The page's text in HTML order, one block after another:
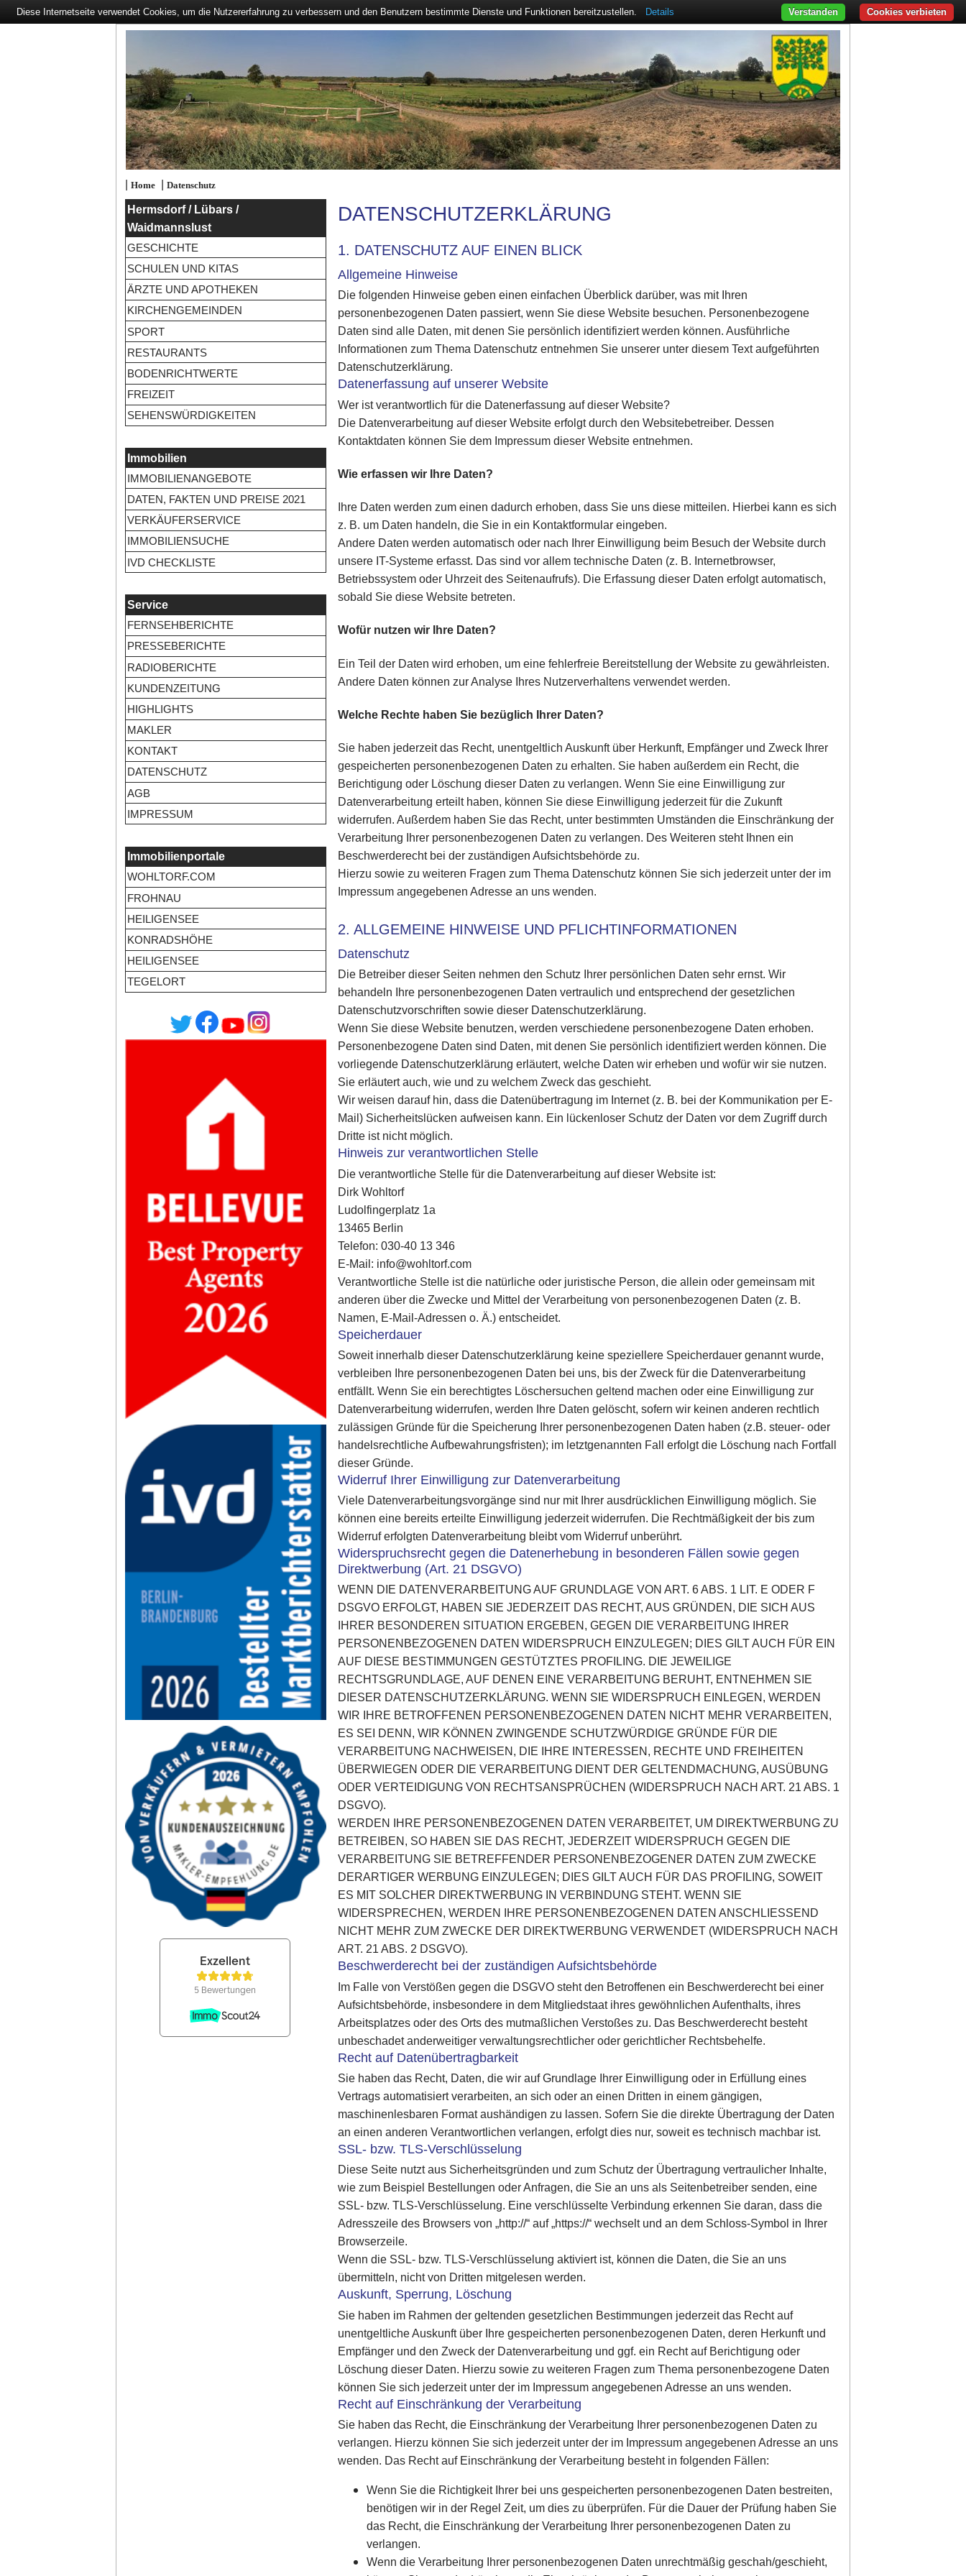
| Home| Datenschutz
Hermsdorf / Lübars /
Waidmannslust
GESCHICHTE
SCHULEN UND KITAS
ÄRZTE UND APOTHEKEN
KIRCHENGEMEINDEN
SPORT
RESTAURANTS
BODENRICHTWERTE
FREIZEIT
SEHENSWÜRDIGKEITEN
Immobilien
IMMOBILIENANGEBOTE
DATEN, FAKTEN UND PREISE 2021
VERKÄUFERSERVICE
IMMOBILIENSUCHE
IVD CHECKLISTE
Service
FERNSEHBERICHTE
PRESSEBERICHTE
RADIOBERICHTE
KUNDENZEITUNG
HIGHLIGHTS
MAKLER
KONTAKT
DATENSCHUTZ
AGB
IMPRESSUM
Immobilienportale
WOHLTORF.COM
FROHNAU
HEILIGENSEE
KONRADSHÖHE
HEILIGENSEE
TEGELORT
DATENSCHUTZERKLÄRUNG
1. DATENSCHUTZ AUF EINEN BLICK
Allgemeine Hinweise
Die folgenden Hinweise geben einen einfachen Überblick darüber, was mit Ihren
personenbezogenen Daten passiert, wenn Sie diese Website besuchen. Personenbezogene
Daten sind alle Daten, mit denen Sie persönlich identifiziert werden können. Ausführliche
Informationen zum Thema Datenschutz entnehmen Sie unserer unter diesem Text aufgeführten
Datenschutzerklärung.
Datenerfassung auf unserer Website
Wer ist verantwortlich für die Datenerfassung auf dieser Website?
Die Datenverarbeitung auf dieser Website erfolgt durch den Websitebetreiber. Dessen
Kontaktdaten können Sie dem Impressum dieser Website entnehmen.
Wie erfassen wir Ihre Daten?
Ihre Daten werden zum einen dadurch erhoben, dass Sie uns diese mitteilen. Hierbei kann es sich
z. B. um Daten handeln, die Sie in ein Kontaktformular eingeben.
Andere Daten werden automatisch oder nach Ihrer Einwilligung beim Besuch der Website durch
unsere IT-Systeme erfasst. Das sind vor allem technische Daten (z. B. Internetbrowser,
Betriebssystem oder Uhrzeit des Seitenaufrufs). Die Erfassung dieser Daten erfolgt automatisch,
sobald Sie diese Website betreten.
Wofür nutzen wir Ihre Daten?
Ein Teil der Daten wird erhoben, um eine fehlerfreie Bereitstellung der Website zu gewährleisten.
Andere Daten können zur Analyse Ihres Nutzerverhaltens verwendet werden.
Welche Rechte haben Sie bezüglich Ihrer Daten?
Sie haben jederzeit das Recht, unentgeltlich Auskunft über Herkunft, Empfänger und Zweck Ihrer
gespeicherten personenbezogenen Daten zu erhalten. Sie haben außerdem ein Recht, die
Berichtigung oder Löschung dieser Daten zu verlangen. Wenn Sie eine Einwilligung zur
Datenverarbeitung erteilt haben, können Sie diese Einwilligung jederzeit für die Zukunft
widerrufen. Außerdem haben Sie das Recht, unter bestimmten Umständen die Einschränkung der
Verarbeitung Ihrer personenbezogenen Daten zu verlangen. Des Weiteren steht Ihnen ein
Beschwerderecht bei der zuständigen Aufsichtsbehörde zu.
Hierzu sowie zu weiteren Fragen zum Thema Datenschutz können Sie sich jederzeit unter der im
Impressum angegebenen Adresse an uns wenden.
2. ALLGEMEINE HINWEISE UND PFLICHTINFORMATIONEN
Datenschutz
Die Betreiber dieser Seiten nehmen den Schutz Ihrer persönlichen Daten sehr ernst. Wir
behandeln Ihre personenbezogenen Daten vertraulich und entsprechend der gesetzlichen
Datenschutzvorschriften sowie dieser Datenschutzerklärung.
Wenn Sie diese Website benutzen, werden verschiedene personenbezogene Daten erhoben.
Personenbezogene Daten sind Daten, mit denen Sie persönlich identifiziert werden können. Die
vorliegende Datenschutzerklärung erläutert, welche Daten wir erheben und wofür wir sie nutzen.
Sie erläutert auch, wie und zu welchem Zweck das geschieht.
Wir weisen darauf hin, dass die Datenübertragung im Internet (z. B. bei der Kommunikation per E-
Mail) Sicherheitslücken aufweisen kann. Ein lückenloser Schutz der Daten vor dem Zugriff durch
Dritte ist nicht möglich.
Hinweis zur verantwortlichen Stelle
Die verantwortliche Stelle für die Datenverarbeitung auf dieser Website ist:
Dirk Wohltorf
Ludolfingerplatz 1a
13465 Berlin
Telefon: 030-40 13 346
E-Mail: info@wohltorf.com
Verantwortliche Stelle ist die natürliche oder juristische Person, die allein oder gemeinsam mit
anderen über die Zwecke und Mittel der Verarbeitung von personenbezogenen Daten (z. B.
Namen, E-Mail-Adressen o. Ä.) entscheidet.
Speicherdauer
Soweit innerhalb dieser Datenschutzerklärung keine speziellere Speicherdauer genannt wurde,
verbleiben Ihre personenbezogenen Daten bei uns, bis der Zweck für die Datenverarbeitung
entfällt. Wenn Sie ein berechtigtes Löschersuchen geltend machen oder eine Einwilligung zur
Datenverarbeitung widerrufen, werden Ihre Daten gelöscht, sofern wir keinen anderen rechtlich
zulässigen Gründe für die Speicherung Ihrer personenbezogenen Daten haben (z.B. steuer- oder
handelsrechtliche Aufbewahrungsfristen); im letztgenannten Fall erfolgt die Löschung nach Fortfall
dieser Gründe.
Widerruf Ihrer Einwilligung zur Datenverarbeitung
Viele Datenverarbeitungsvorgänge sind nur mit Ihrer ausdrücklichen Einwilligung möglich. Sie
können eine bereits erteilte Einwilligung jederzeit widerrufen. Die Rechtmäßigkeit der bis zum
Widerruf erfolgten Datenverarbeitung bleibt vom Widerruf unberührt.
Widerspruchsrecht gegen die Datenerhebung in besonderen Fällen sowie gegen
Direktwerbung (Art. 21 DSGVO)
WENN DIE DATENVERARBEITUNG AUF GRUNDLAGE VON ART. 6 ABS. 1 LIT. E ODER F
DSGVO ERFOLGT, HABEN SIE JEDERZEIT DAS RECHT, AUS GRÜNDEN, DIE SICH AUS
IHRER BESONDEREN SITUATION ERGEBEN, GEGEN DIE VERARBEITUNG IHRER
PERSONENBEZOGENEN DATEN WIDERSPRUCH EINZULEGEN; DIES GILT AUCH FÜR EIN
AUF DIESE BESTIMMUNGEN GESTÜTZTES PROFILING. DIE JEWEILIGE
RECHTSGRUNDLAGE, AUF DENEN EINE VERARBEITUNG BERUHT, ENTNEHMEN SIE
DIESER DATENSCHUTZERKLÄRUNG. WENN SIE WIDERSPRUCH EINLEGEN, WERDEN
WIR IHRE BETROFFENEN PERSONENBEZOGENEN DATEN NICHT MEHR VERARBEITEN,
ES SEI DENN, WIR KÖNNEN ZWINGENDE SCHUTZWÜRDIGE GRÜNDE FÜR DIE
VERARBEITUNG NACHWEISEN, DIE IHRE INTERESSEN, RECHTE UND FREIHEITEN
ÜBERWIEGEN ODER DIE VERARBEITUNG DIENT DER GELTENDMACHUNG, AUSÜBUNG
ODER VERTEIDIGUNG VON RECHTSANSPRÜCHEN (WIDERSPRUCH NACH ART. 21 ABS. 1
DSGVO).
WERDEN IHRE PERSONENBEZOGENEN DATEN VERARBEITET, UM DIREKTWERBUNG ZU
BETREIBEN, SO HABEN SIE DAS RECHT, JEDERZEIT WIDERSPRUCH GEGEN DIE
VERARBEITUNG SIE BETREFFENDER PERSONENBEZOGENER DATEN ZUM ZWECKE
DERARTIGER WERBUNG EINZULEGEN; DIES GILT AUCH FÜR DAS PROFILING, SOWEIT
ES MIT SOLCHER DIREKTWERBUNG IN VERBINDUNG STEHT. WENN SIE
WIDERSPRECHEN, WERDEN IHRE PERSONENBEZOGENEN DATEN ANSCHLIESSEND
NICHT MEHR ZUM ZWECKE DER DIREKTWERBUNG VERWENDET (WIDERSPRUCH NACH
ART. 21 ABS. 2 DSGVO).
Beschwerderecht bei der zuständigen Aufsichtsbehörde
Im Falle von Verstößen gegen die DSGVO steht den Betroffenen ein Beschwerderecht bei einer
Aufsichtsbehörde, insbesondere in dem Mitgliedstaat ihres gewöhnlichen Aufenthalts, ihres
Arbeitsplatzes oder des Orts des mutmaßlichen Verstoßes zu. Das Beschwerderecht besteht
unbeschadet anderweitiger verwaltungsrechtlicher oder gerichtlicher Rechtsbehelfe.
Recht auf Datenübertragbarkeit
Sie haben das Recht, Daten, die wir auf Grundlage Ihrer Einwilligung oder in Erfüllung eines
Vertrags automatisiert verarbeiten, an sich oder an einen Dritten in einem gängigen,
maschinenlesbaren Format aushändigen zu lassen. Sofern Sie die direkte Übertragung der Daten
an einen anderen Verantwortlichen verlangen, erfolgt dies nur, soweit es technisch machbar ist.
SSL- bzw. TLS-Verschlüsselung
Diese Seite nutzt aus Sicherheitsgründen und zum Schutz der Übertragung vertraulicher Inhalte,
wie zum Beispiel Bestellungen oder Anfragen, die Sie an uns als Seitenbetreiber senden, eine
SSL- bzw. TLS-Verschlüsselung. Eine verschlüsselte Verbindung erkennen Sie daran, dass die
Adresszeile des Browsers von „http://“ auf „https://“ wechselt und an dem Schloss-Symbol in Ihrer
Browserzeile.
Wenn die SSL- bzw. TLS-Verschlüsselung aktiviert ist, können die Daten, die Sie an uns
übermitteln, nicht von Dritten mitgelesen werden.
Auskunft, Sperrung, Löschung
Sie haben im Rahmen der geltenden gesetzlichen Bestimmungen jederzeit das Recht auf
unentgeltliche Auskunft über Ihre gespeicherten personenbezogenen Daten, deren Herkunft und
Empfänger und den Zweck der Datenverarbeitung und ggf. ein Recht auf Berichtigung oder
Löschung dieser Daten. Hierzu sowie zu weiteren Fragen zum Thema personenbezogene Daten
können Sie sich jederzeit unter der im Impressum angegebenen Adresse an uns wenden.
Recht auf Einschränkung der Verarbeitung
Sie haben das Recht, die Einschränkung der Verarbeitung Ihrer personenbezogenen Daten zu
verlangen. Hierzu können Sie sich jederzeit unter der im Impressum angegebenen Adresse an uns
wenden. Das Recht auf Einschränkung der Verarbeitung besteht in folgenden Fällen:
Wenn Sie die Richtigkeit Ihrer bei uns gespeicherten personenbezogenen Daten bestreiten,
benötigen wir in der Regel Zeit, um dies zu überprüfen. Für die Dauer der Prüfung haben Sie
das Recht, die Einschränkung der Verarbeitung Ihrer personenbezogenen Daten zu
verlangen.
Wenn die Verarbeitung Ihrer personenbezogenen Daten unrechtmäßig geschah/geschieht,
Diese Internetseite verwendet Cookies, um die Nutzererfahrung zu verbessern und den Benutzern bestimmte Dienste und Funktionen bereitzustellen. Details Cookies verbieten
Verstanden